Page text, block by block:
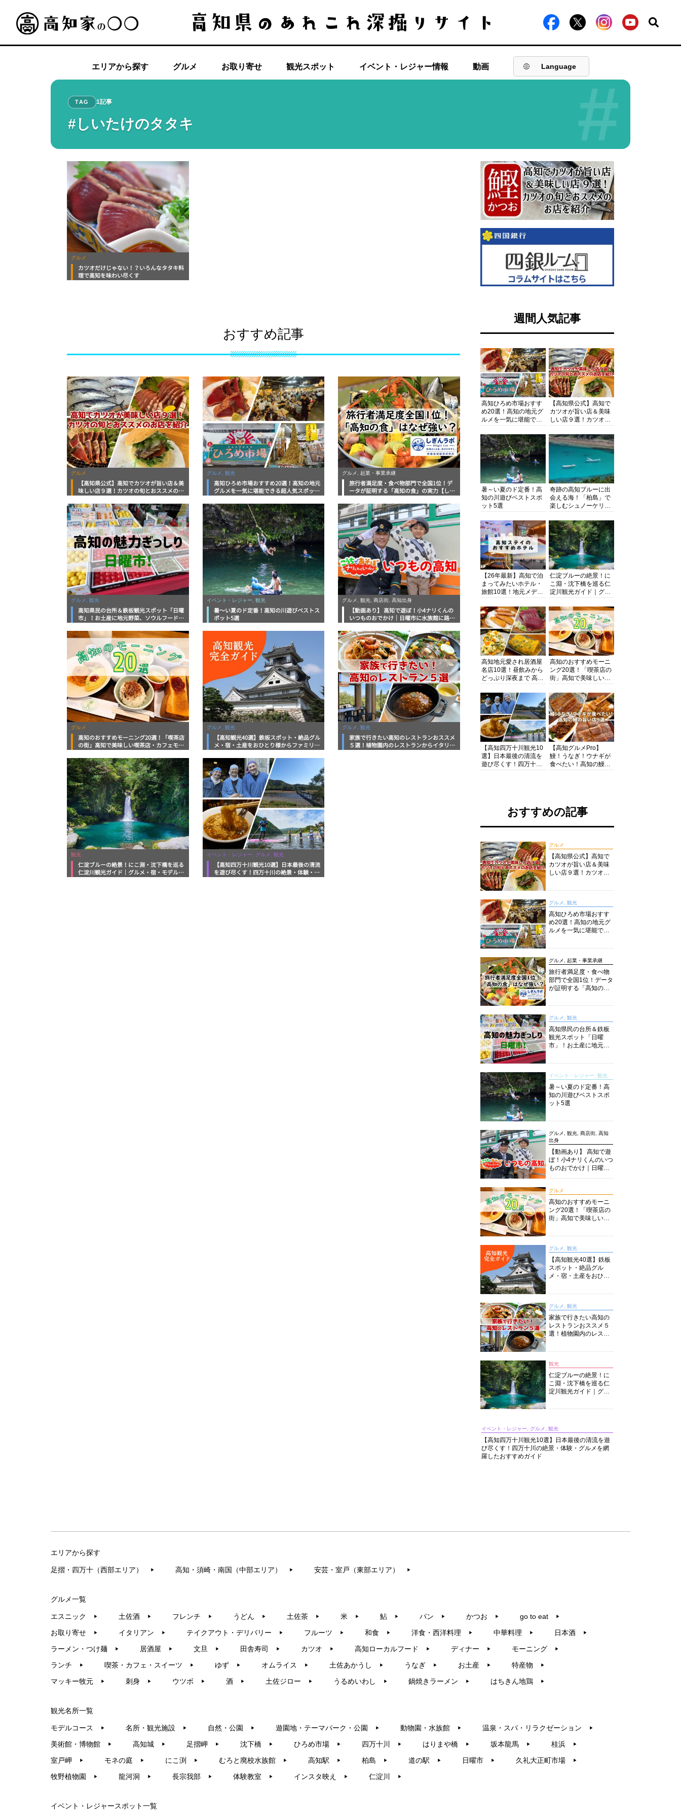
エリアから探す グルメ お取り寄せ 観光スポット イベント・レジャー情報 動画 Language
#
TAG 1記事
#しいたけのタタキ
グルメ
カツオだけじゃない！？いろんなタタキ料
理で高知を味わい尽くす
おすすめ記事
グルメ
【高知県公式】高知でカツオが旨い店＆美
味しい店９選！カツオの旬とおススメのお
グルメ, 観光
高知ひろめ市場おすすめ20選！高知の地元
グルメを一気に堪能できる超人気スポット
グルメ, 起業・事業承継
旅行者満足度・食べ物部門で全国1位！デ
ータが証明する「高知の食」の実力【しぎ
グルメ, 観光
高知県民の台所＆鉄板観光スポット「日曜
市」！お土産に地元野菜、ソウルフードま
底解説！
イベント・レジャー, 観光
暑～い夏のド定番！高知の川遊びベストス
ポット5選
グルメ, 観光, 商店街, 高知出身
【動画あり】 高知で遊ぼ！小4ナリくんの
いつものおでかけ｜日曜市に水族館に路面
グルメ
高知のおすすめモーニング20選！「喫茶店
の街」高知で美味しい喫茶店・カフェモー
グルメ, 観光
【高知観光40選】鉄板スポット・絶品グル
メ・宿・土産をおひとり様からファミリー
グルメ, 観光
家族で行きたい高知のレストランおススメ
５選！植物園内のレストランからイタリア
観光
仁淀ブルーの絶景！にこ淵・沈下橋を巡る
仁淀川観光ガイド｜グルメ・宿・モデルコ
イベント・レジャー, グルメ, 観光
【高知四万十川観光10選】日本最後の清流
を遊び尽くす！四万十川の絶景・体験・グ
週間人気記事
高知ひろめ市場おすす
め20選！高知の地元グ
ルメを一気に堪能でき
底解剖
【高知県公式】高知で
カツオが旨い店＆美味
しい店９選！カツオの
紹介
暑～い夏のド定番！高
知の川遊びベストスポ
ット5選
奇跡の高知ブルーに出
会える海！「柏島」で
楽しむシュノーケリン
浴にキャンプまで透明
度抜群の海の楽園を徹
底紹介
【26年最新】高知で泊
まってみたいホテル・
旅館10選！地元メディ
厳選
仁淀ブルーの絶景！に
こ淵・沈下橋を巡る仁
淀川観光ガイド｜グル
まで完全網羅！
高知地元愛され居酒屋
名店10選！昼飲みから
どっぷり深夜まで 高知
知グルメPro】
高知のおすすめモーニ
ング20選！「喫茶店の
街」高知で美味しい喫
グをいただきます！
【高知四万十川観光10
選】日本最後の清流を
遊び尽くす！四万十川
【高知グルメPro】
鰻！うなぎ！ウナギが
食べたい！高知の鰻の
おすすめの記事
グルメ
【高知県公式】高知で
カツオが旨い店＆美味
しい店９選！カツオの
グルメ, 観光
高知ひろめ市場おすす
め20選！高知の地元グ
ルメを一気に堪能でき
グルメ, 起業・事業承継
旅行者満足度・食べ物
部門で全国1位！データ
が証明する「高知の
グルメ, 観光
高知県民の台所＆鉄板
観光スポット「日曜
市」！お土産に地元野
説！
イベント・レジャー, 観光
暑～い夏のド定番！高
知の川遊びベストスポ
ット5選
グルメ, 観光, 商店街, 高知
出身
【動画あり】 高知で遊
ぼ！小4ナリくんのいつ
ものおでかけ｜日曜市
グルメ
高知のおすすめモーニ
ング20選！「喫茶店の
街」高知で美味しい喫
グルメ, 観光
【高知観光40選】鉄板
スポット・絶品グル
メ・宿・土産をおひと
グルメ, 観光
家族で行きたい高知の
レストランおススメ５
選！植物園内のレスト
観光
仁淀ブルーの絶景！に
こ淵・沈下橋を巡る仁
淀川観光ガイド｜グル
イベント・レジャー, グルメ, 観光
【高知四万十川観光10選】日本最後の清流を遊
び尽くす！四万十川の絶景・体験・グルメを網
羅したおすすめガイド
エリアから探す
足摺・四万十（西部エリア） ▶︎ 高知・須崎・南国（中部エリア） ▶︎ 安芸・室戸（東部エリア） ▶︎
グルメ一覧
エスニック ▶︎ 土佐酒 ▶︎ フレンチ ▶︎ うどん ▶︎ 土佐茶 ▶︎ 米 ▶︎ 鮎 ▶︎ パン ▶︎ かつお ▶︎ go to eat ▶︎
お取り寄せ ▶︎ イタリアン ▶︎ テイクアウト・デリバリー ▶︎ フルーツ ▶︎ 和食 ▶︎ 洋食・西洋料理 ▶︎ 中華料理 ▶︎ 日本酒 ▶︎
ラーメン・つけ麺 ▶︎ 居酒屋 ▶︎ 文旦 ▶︎ 田舎寿司 ▶︎ カツオ ▶︎ 高知ローカルフード ▶︎ ディナー ▶︎ モーニング ▶︎
ランチ ▶︎ 喫茶・カフェ・スイーツ ▶︎ ゆず ▶︎ オムライス ▶︎ 土佐あかうし ▶︎ うなぎ ▶︎ お土産 ▶︎ 特産物 ▶︎
マッキー牧元 ▶︎ 刺身 ▶︎ ウツボ ▶︎ 酒 ▶︎ 土佐ジロー ▶︎ うるめいわし ▶︎ 鍋焼きラーメン ▶︎ はちきん地鶏 ▶︎
観光名所一覧
モデルコース ▶︎ 名所・観光施設 ▶︎ 自然・公園 ▶︎ 遊園地・テーマパーク・公園 ▶︎ 動物園・水族館 ▶︎ 温泉・スパ・リラクゼーション ▶︎
美術館・博物館 ▶︎ 高知城 ▶︎ 足摺岬 ▶︎ 沈下橋 ▶︎ ひろめ市場 ▶︎ 四万十川 ▶︎ はりまや橋 ▶︎ 坂本龍馬 ▶︎ 桂浜 ▶︎
室戸岬 ▶︎ モネの庭 ▶︎ にこ渕 ▶︎ むろと廃校水族館 ▶︎ 高知駅 ▶︎ 柏島 ▶︎ 道の駅 ▶︎ 日曜市 ▶︎ 久礼大正町市場 ▶︎
牧野植物園 ▶︎ 龍河洞 ▶︎ 長宗我部 ▶︎ 体験教室 ▶︎ インスタ映え ▶︎ 仁淀川 ▶︎
イベント・レジャースポット一覧